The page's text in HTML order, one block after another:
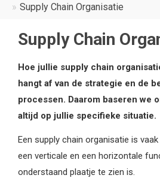
Supply Chain Organisatie
Supply Chain
Hoe jullie supply chain
hangt af van de strategie en de
processen. Daarom baseren we
altijd op jullie specifieke situatie.
Een supply chain organisatie is
een verticale en een horizontale
onderstaand plaatje te zien is.